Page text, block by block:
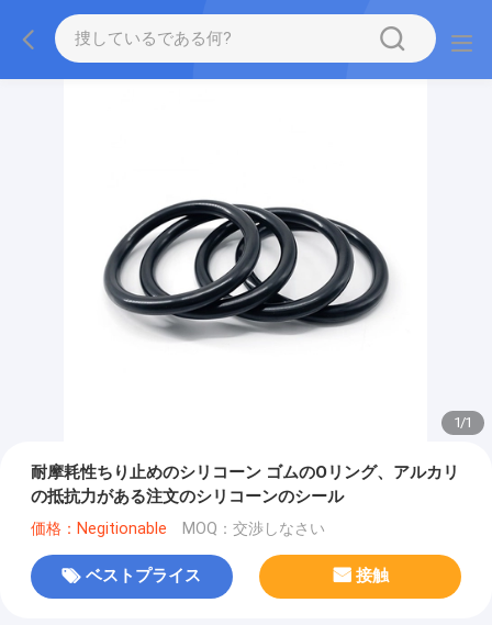
1/1
耐摩耗性ちり止めのシリコーン ゴムのOリング、アルカリ
の抵抗力がある注文のシリコーンのシール
価格：Negitionable MOQ：交渉しなさい
ベストプライス 接触